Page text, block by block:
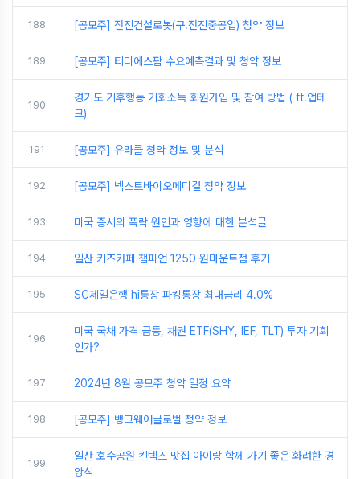
188 [공모주] 전진건설로봇(구.전진중공업) 청약 정보
189 [공모주] 티디에스팜 수요예측결과 및 청약 정보
190
경기도 기후행동 기회소득 회원가입 및 참여 방법 ( ft.앱테
크)
191 [공모주] 유라클 청약 정보 및 분석
192 [공모주] 넥스트바이오메디컬 청약 정보
193 미국 증시의 폭락 원인과 영향에 대한 분석글
194 일산 키즈카페 챔피언 1250 원마운트점 후기
195 SC제일은행 hi통장 파킹통장 최대금리 4.0%
196
미국 국채 가격 급등, 채권 ETF(SHY, IEF, TLT) 투자 기회
인가?
197 2024년 8월 공모주 청약 일정 요약
198 [공모주] 뱅크웨어글로벌 청약 정보
199
일산 호수공원 킨텍스 맛집 아이랑 함께 가기 좋은 화려한 경
양식